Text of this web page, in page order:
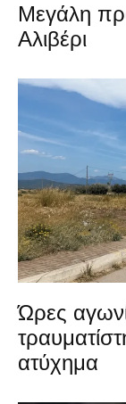
Μεγάλη
Αλιβέρι
Ώρες
ατύχημα